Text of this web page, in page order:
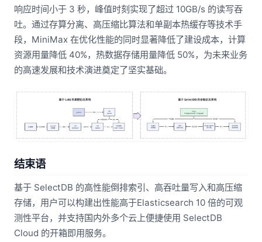
响应时间小于 3 秒，峰值时刻实现了超过 10GB/s 的读写吞
吐。通过存算分离、高压缩比算法和单副本热缓存等技术手
段，MiniMax 在优化性能的同时显著降低了建设成本，计算
资源用量降低 40%，热数据存储用量降低 50%，为未来业务
的高速发展和技术演进奠定了坚实基础。
结束语
基于 SelectDB 的高性能倒排索引、高吞吐量写入和高压缩
存储，用户可以构建出性能高于Elasticsearch 10 倍的可观
测性平台，并支持国内外多个云上便捷使用 SelectDB
Cloud 的开箱即用服务。